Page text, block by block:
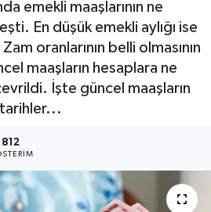
emekli maaşlarının ne
En düşük emekli aylığı ise
oranlarının belli olmasının
maaşların hesaplara ne
İşte güncel maaşların
812